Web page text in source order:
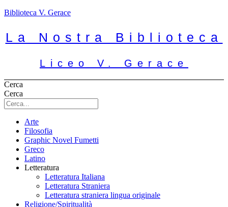
Biblioteca V. Gerace
La Nostra Biblioteca
Liceo V. Gerace
Cerca
Cerca
Arte
Filosofia
Graphic Novel Fumetti
Greco
Latino
Letteratura
Letteratura Italiana
Letteratura Straniera
Letteratura straniera lingua originale
Religione/Spiritualità